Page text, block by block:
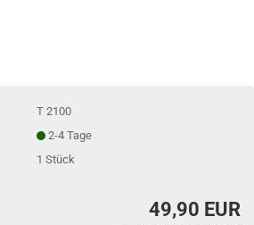
T 2100
2-4 Tage
1Stück
49,90 EUR